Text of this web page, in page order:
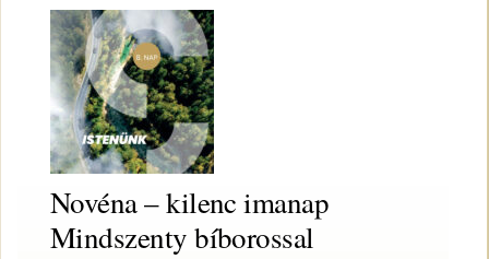
Novéna – kilenc imanap
Mindszenty bíborossal